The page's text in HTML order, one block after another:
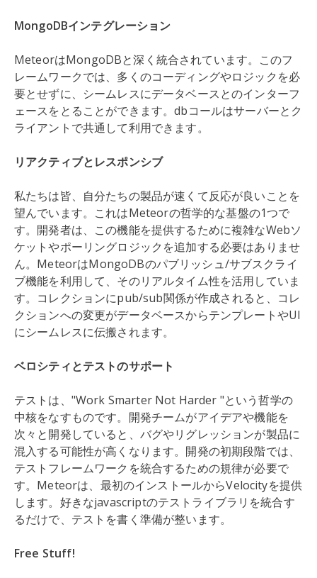
MongoDBインテグレーション
MeteorはMongoDBと深く統合されています。このフ
レームワークでは、多くのコーディングやロジックを必
要とせずに、シームレスにデータベースとのインターフ
ェースをとることができます。dbコールはサーバーとク
ライアントで共通して利用できます。
リアクティブとレスポンシブ
私たちは皆、自分たちの製品が速くて反応が良いことを
望んでいます。これはMeteorの哲学的な基盤の1つで
す。開発者は、この機能を提供するために複雑なWebソ
ケットやポーリングロジックを追加する必要はありませ
ん。MeteorはMongoDBのパブリッシュ/サブスクライ
ブ機能を利用して、そのリアルタイム性を活用していま
す。コレクションにpub/sub関係が作成されると、コレ
クションへの変更がデータベースからテンプレートやUI
にシームレスに伝搬されます。
ベロシティとテストのサポート
テストは、"Work Smarter Not Harder "という哲学の
中核をなすものです。開発チームがアイデアや機能を
次々と開発していると、バグやリグレッションが製品に
混入する可能性が高くなります。開発の初期段階では、
テストフレームワークを統合するための規律が必要で
す。Meteorは、最初のインストールからVelocityを提供
します。好きなjavascriptのテストライブラリを統合す
るだけで、テストを書く準備が整います。
Free Stuff!